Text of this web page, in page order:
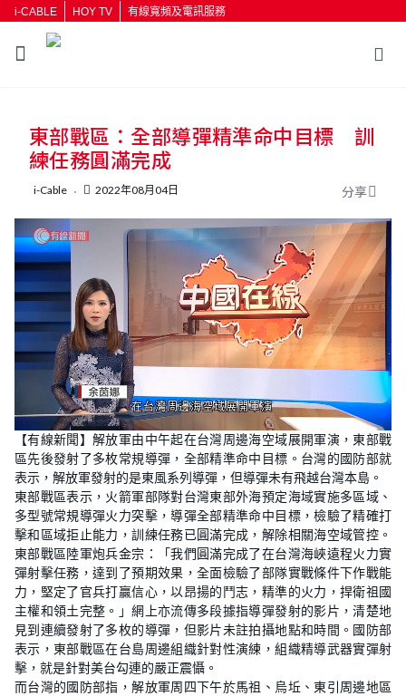
i-CABLE HOY TV 有線寬頻及電訊服務
按輸入鍵開始搜尋
東部戰區：全部導彈精準命中目標 訓
練任務圓滿完成
i-Cable 2022年08月04日 分享
U
n
m
u
e
L
o
a
d
e
d
:
2
0
.
7
%
【有線新聞】解放軍由中午起在台灣周邊海空域展開軍演，東部戰
區先後發射了多枚常規導彈，全部精準命中目標。台灣的國防部就
表示，解放軍發射的是東風系列導彈，但導彈未有飛越台灣本島。
東部戰區表示，火箭軍部隊對台灣東部外海預定海域實施多區域、
多型號常規導彈火力突擊，導彈全部精準命中目標，檢驗了精確打
擊和區域拒止能力，訓練任務已圓滿完成，解除相關海空域管控。
東部戰區陸軍炮兵金宗：「我們圓滿完成了在台灣海峽遠程火力實
彈射擊任務，達到了預期效果，全面檢驗了部隊實戰條件下作戰能
力，堅定了官兵打贏信心，以昂揚的鬥志，精準的火力，捍衛祖國
主權和領土完整。」網上亦流傳多段據指導彈發射的影片，清楚地
見到連續發射了多枚的導彈，但影片未註拍攝地點和時間。國防部
表示，東部戰區在台島周邊組織針對性演練，組織精導武器實彈射
擊，就是針對美台勾連的嚴正震懾。
而台灣的國防部指，解放軍周四下午於馬祖、烏坵、東引周邊地區